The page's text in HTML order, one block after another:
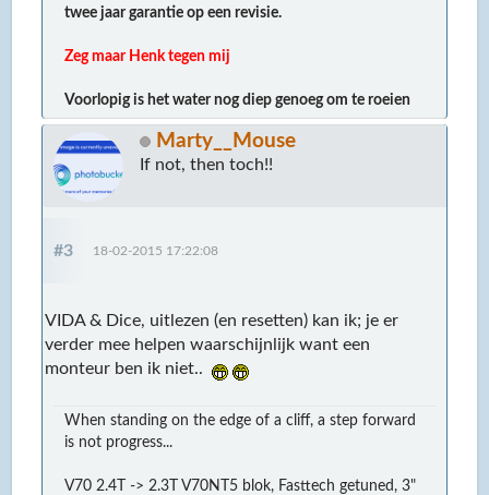
twee jaar garantie op een revisie.
Zeg maar Henk tegen mij
Voorlopig is het water nog diep genoeg om te roeien
Marty__Mouse
If not, then toch!!
#3 18-02-2015 17:22:08
VIDA & Dice, uitlezen (en resetten) kan ik; je er
verder mee helpen waarschijnlijk want een
monteur ben ik niet..
When standing on the edge of a cliff, a step forward
is not progress...
V70 2.4T -> 2.3T V70NT5 blok, Fasttech getuned, 3"